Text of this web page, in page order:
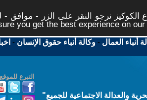
نرجو النقر على الزر - موافق -
you get the best experience on
أنباء العمال -وكالة أنباء حقوق الإنسان -
التبرع
والعدالة الاجتماعية للجميع"